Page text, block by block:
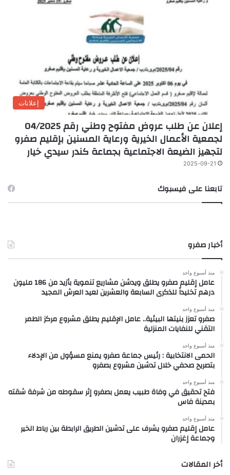
إعلانات
إعلان عن طلب عروض مفتوح وطني رقم 04/2025
لجمعية الأعمال الخيرية ورعاية المسنين بإقليم صفرو
لتجهيز الضيعة الاجتماعية بجماعة كندر سيدي خيار
2025-09-21
تابعنا على فيسبوك
أخبار صفرو
منذ أسبوع واحد
عامل إقليم صفرو يطلق ويدشن مشاريع تنموية بأزيد من 186 مليون
درهم تخليداً للذكرى السابعة والعشرين لعيد العرش المجيد
منذ أسبوع واحد
صفرو تعزز بنيتها البيئية.. عامل الإقليم يطلق مشروع مركز الطمر
التقني للنفايات المنزلية
منذ أسبوع واحد
الحمى الانتخابية : رئيس جماعة صفرو يمنع مسؤول من الإدلاء
بتصريح صحفي خلال تدشين مشروع بصفرو
منذ أسبوع واحد
فتح تحقيق في وفاة طبيب يعمل بصفرو إثر سقوطه من شرفة شقته
بمدينة فاس
منذ أسبوع واحد
عامل إقليم صفرو يشرف على تدشين الطريق الرابطة بين رباط الخير
وجماعة إغزران
أخر المقالات